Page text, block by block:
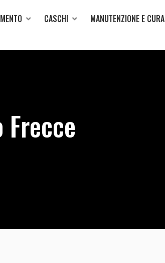
CASCHI MANUTENZIONE E CURA